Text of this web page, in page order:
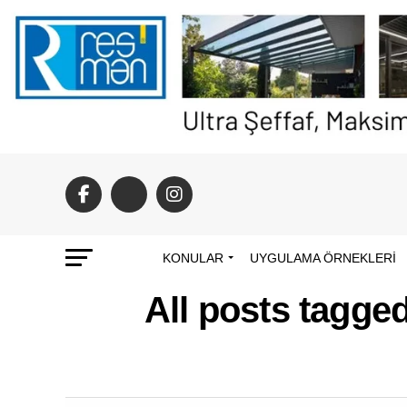
KONULAR UYGULAMA ÖRNEKLERI
All posts